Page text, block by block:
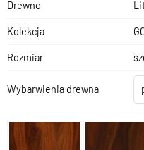
Drewno
Kolekcja
Rozmiar
Wybarwienia drewna